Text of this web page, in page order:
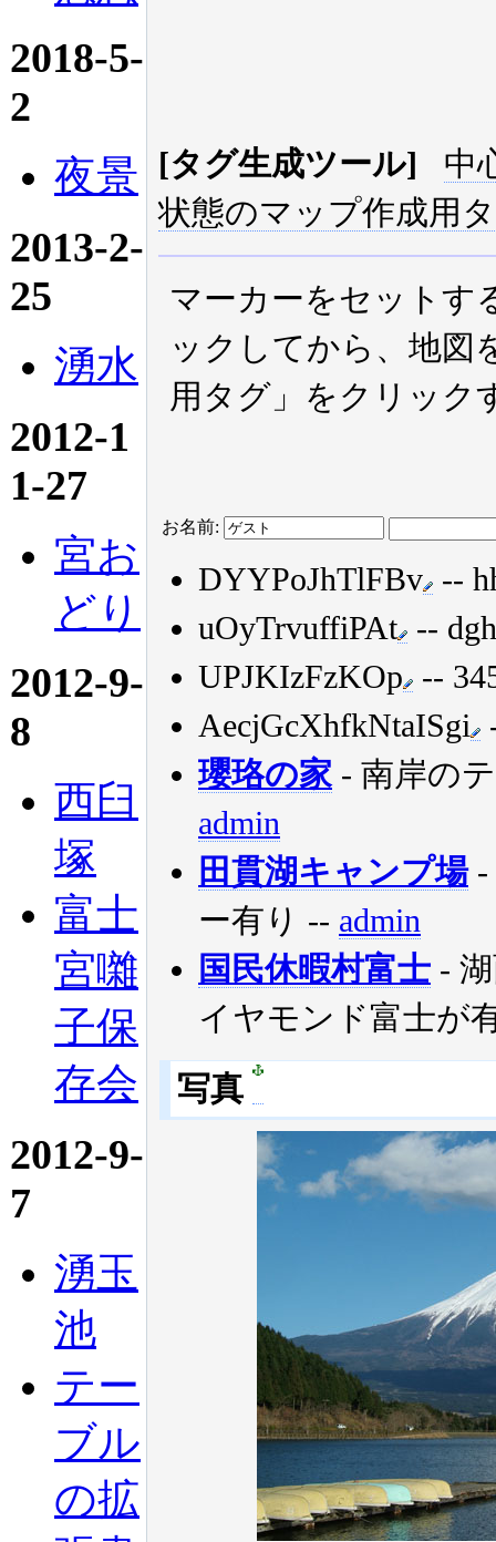
2018-5-
2
夜景
2013-2-
25
湧水
2012-1
1-27
宮お
どり
2012-9-
8
西臼
塚
富士
宮囃
子保
存会
2012-9-
7
湧玉
池
テー
ブル
の拡
[タグ生成ツール]
中
状態のマップ作成用
マーカーをセットす
ックしてから、地図
用タグ」をクリック
お名前:
DYYPoJhTlFBv --
uOyTrvuffiPAt --
UPJKIzFzKOp --
AecjGcXhfkNtaISgi
瓔珞の家 - 南岸の
admin
田貫湖キャンプ場-
ー有り -- admin
国民休暇村富士 -
イヤモンド富士が
写真